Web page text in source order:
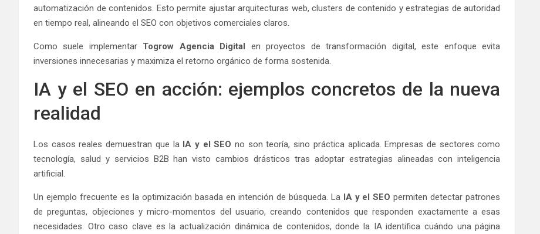
automatización de contenidos. Esto permite ajustar arquitecturas web, clusters de contenido y estrategias de autoridad
en tiempo real, alineando el SEO con objetivos comerciales claros.
Como suele implementar Togrow Agencia Digital en proyectos de transformación digital, este enfoque evita
inversiones innecesarias y maximiza el retorno orgánico de forma sostenida.
IA y el SEO en acción: ejemplos concretos de la nueva
realidad
Los casos reales demuestran que la IA y el SEO no son teoría, sino práctica aplicada. Empresas de sectores como
tecnología, salud y servicios B2B han visto cambios drásticos tras adoptar estrategias alineadas con inteligencia
artificial.
Un ejemplo frecuente es la optimización basada en intención de búsqueda. La IA y el SEO permiten detectar patrones
de preguntas, objeciones y micro-momentos del usuario, creando contenidos que responden exactamente a esas
necesidades. Otro caso clave es la actualización dinámica de contenidos, donde la IA identifica cuándo una página